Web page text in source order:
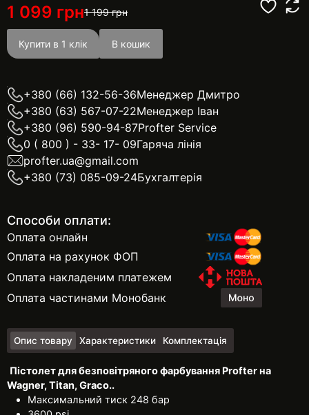
1 099 грн1 199грн
Купити в 1 клік В кошик
+380 (66) 132-56-36Менеджер Дмитро
+380 (63) 567-07-22Менеджер Іван
+380 (96) 590-94-87Profter Service
0 ( 800 ) - 33- 17- 09Гаряча лінія
profter.ua@gmail.com
+380 (73) 085-09-24Бухгалтерія
Способи оплати:
Оплата онлайн
Оплата на рахунок ФОП
Оплата накладеним платежем
Оплата частинами Монобанк
Опис товару Характеристики Комплектація
Пістолет для безповітряного фарбування Profter на
Wagner, Titan, Graco..
Максимальний тиск 248 бар